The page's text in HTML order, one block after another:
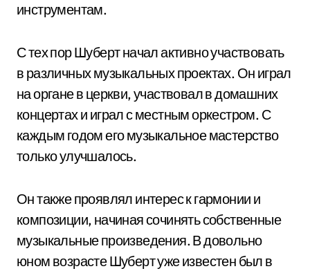
инструментам.
С тех пор Шуберт начал активно участвовать
в различных музыкальных проектах. Он играл
на органе в церкви, участвовал в домашних
концертах и играл с местным оркестром. С
каждым годом его музыкальное мастерство
только улучшалось.
Он также проявлял интерес к гармонии и
композиции, начиная сочинять собственные
музыкальные произведения. В довольно
юном возрасте Шуберт уже известен был в